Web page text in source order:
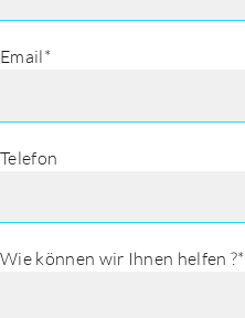
Email*
Telefon
Wie können wir Ihnen helfen ?*